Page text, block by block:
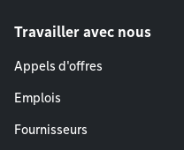
Travailler avec nous
Appels d'offres
Emplois
Fournisseurs